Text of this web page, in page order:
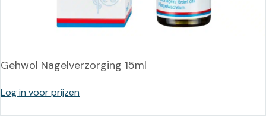
Gehwol Nagelverzorging 15ml
Log in voor prijzen